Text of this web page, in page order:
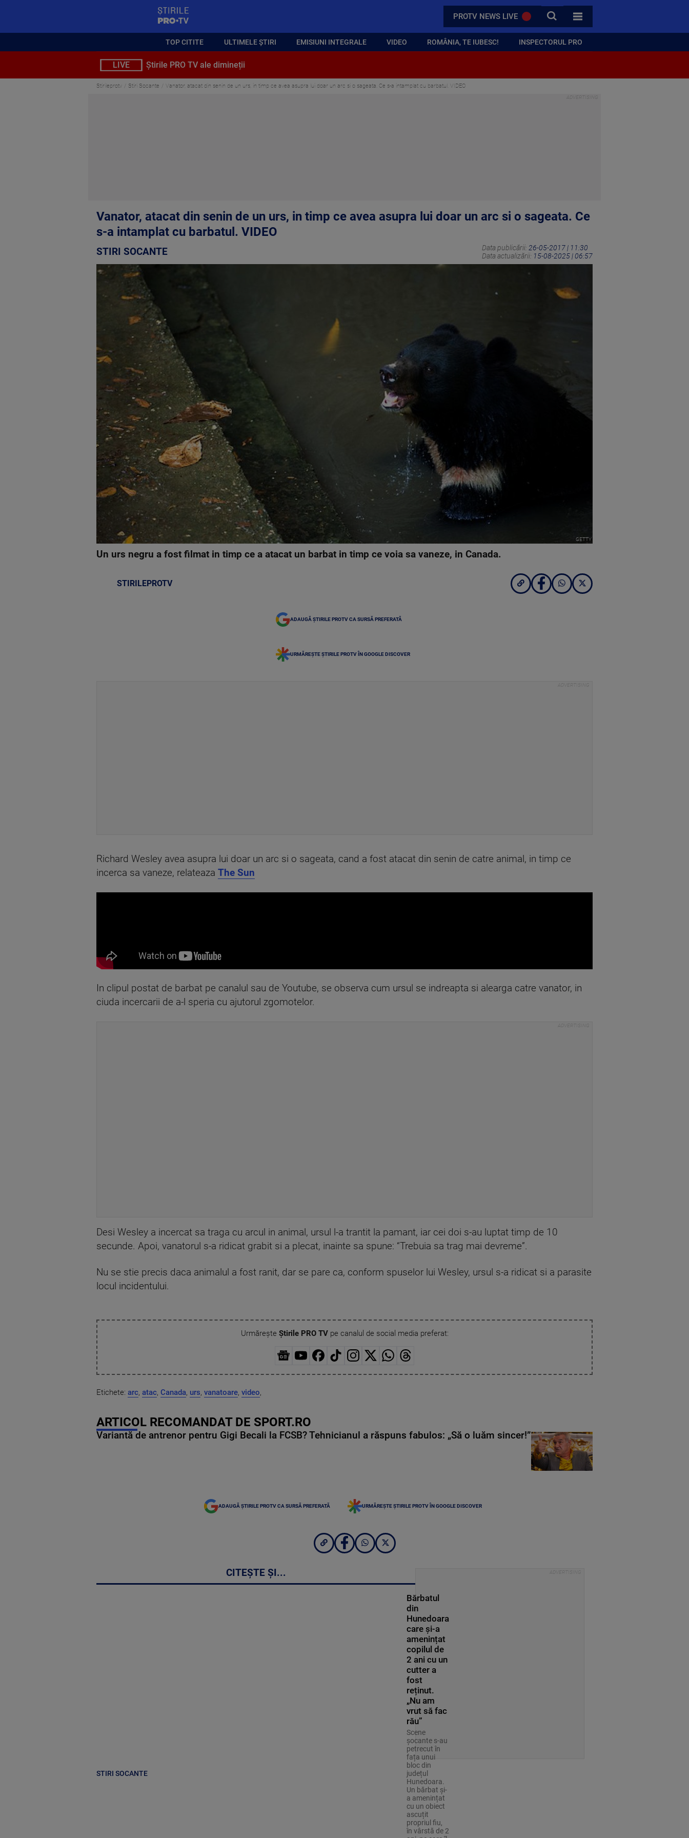
PROTV NEWS LIVE CAUTA
TOATE CATEGORIILE
TOP CITITE ULTIMELE ȘTIRI EMISIUNI INTEGRALE VIDEO ROMÂNIA, TE IUBESC! INSPECTORUL PRO
LIVE Știrile PRO TV ale dimineții
Stirileprotv Stiri Socante Vanator, atacat din senin de un urs, in timp ce avea asupra lui doar un arc si o sageata. Ce s-a intamplat cu barbatul. VIDEO
Vanator, atacat din senin de un urs, in timp ce avea asupra lui doar un arc si o sageata. Ce
s-a intamplat cu barbatul. VIDEO
STIRI SOCANTE Data publicării: 26-05-2017 | 11:30
Data actualizării: 15-08-2025 | 06:57
GETTY
Un urs negru a fost filmat in timp ce a atacat un barbat in timp ce voia sa vaneze, in Canada.
STIRILEPROTV
ADAUGĂ ȘTIRILE PROTV CA SURSĂ PREFERATĂ
URMĂREȘTE ȘTIRILE PROTV ÎN GOOGLE DISCOVER
Richard Wesley avea asupra lui doar un arc si o sageata, cand a fost atacat din senin de catre animal, in timp ce
incerca sa vaneze, relateaza The Sun
In clipul postat de barbat pe canalul sau de Youtube, se observa cum ursul se indreapta si alearga catre vanator, in
ciuda incercarii de a-l speria cu ajutorul zgomotelor.
Desi Wesley a incercat sa traga cu arcul in animal, ursul l-a trantit la pamant, iar cei doi s-au luptat timp de 10
secunde. Apoi, vanatorul s-a ridicat grabit si a plecat, inainte sa spune: “Trebuia sa trag mai devreme”.
Nu se stie precis daca animalul a fost ranit, dar se pare ca, conform spuselor lui Wesley, ursul s-a ridicat si a parasite
locul incidentului.
Urmărește Știrile PRO TVpe canalul de social media preferat:
Etichete: arc, atac, Canada, urs, vanatoare, video,
ARTICOL RECOMANDAT DE SPORT.RO
Variantă de antrenor pentru Gigi Becali la FCSB? Tehnicianul a răspuns fabulos: „Să o luăm sincer!”
ADAUGĂ ȘTIRILE PROTV CA SURSĂ PREFERATĂ URMĂREȘTE ȘTIRILE PROTV ÎN GOOGLE DISCOVER
CITEȘTE ȘI...
STIRI SOCANTE
Bărbatul
din
Hunedoara
care și-a
amenințat
copilul de
2 ani cu un
cutter a
fost
reținut.
„Nu am
vrut să fac
rău”
Scene
șocante s-au
petrecut în
fața unui
bloc din
județul
Hunedoara.
Un bărbat și-
a amenințat
cu un obiect
ascuțit
propriul fiu,
în vârstă de 2